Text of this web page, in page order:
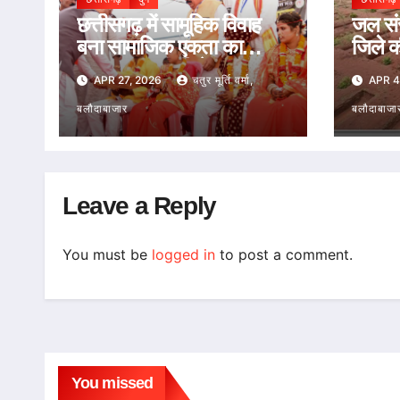
छत्तीसगढ़ में सामूहिक विवाह
बना सामाजिक एकता का
उत्सव, मुख्यमंत्री ने 13
नवदंपतियों को दिया आशीर्वाद
APR 27, 2026 चतुर मूर्ति वर्मा,
बलौदाबाजार
जल
जिले
APR
Leave a Reply
You must be logged in to post a comment.
You missed